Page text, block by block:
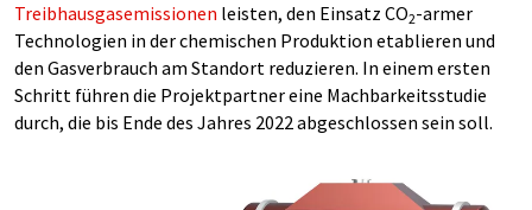
Treibhausgasemissionen leisten, den Einsatz CO2-armer
Technologien in der chemischen Produktion etablieren und
den Gasverbrauch am Standort reduzieren. In einem ersten
Schritt führen die Projektpartner eine Machbarkeitsstudie
durch, die bis Ende des Jahres 2022 abgeschlossen sein soll.